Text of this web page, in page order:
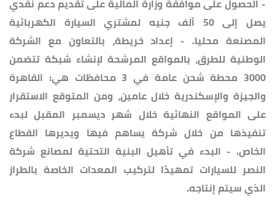
- الحصول على موافقة وزارة المالية على تقديم دعم نقدي
يصل إلى 50 ألف جنيه لمشتري السيارة الكهربائية
المصنعة محليا. - إعداد خريطة، بالتعاون مع الشركة
الوطنية للطرق، بالمواقع المرشحة لإنشاء شبكة تتضمن
3000 محطة شحن عامة في 3 محافظات هي: القاهرة
والجيزة والإسكندرية خلال عامين، ومن المتوقع الاستقرار
على المواقع النهائية خلال شهر ديسمبر المقبل لبدء
تنفيذها من خلال شركة يساهم فيها ويديرها القطاع
الخاص. - البدء في تأهيل البنية التحتية لمصانع شركة
النصر للسيارات تمهيدًا لتركيب المعدات الخاصة بالطراز
الذي سيتم إنتاجه.